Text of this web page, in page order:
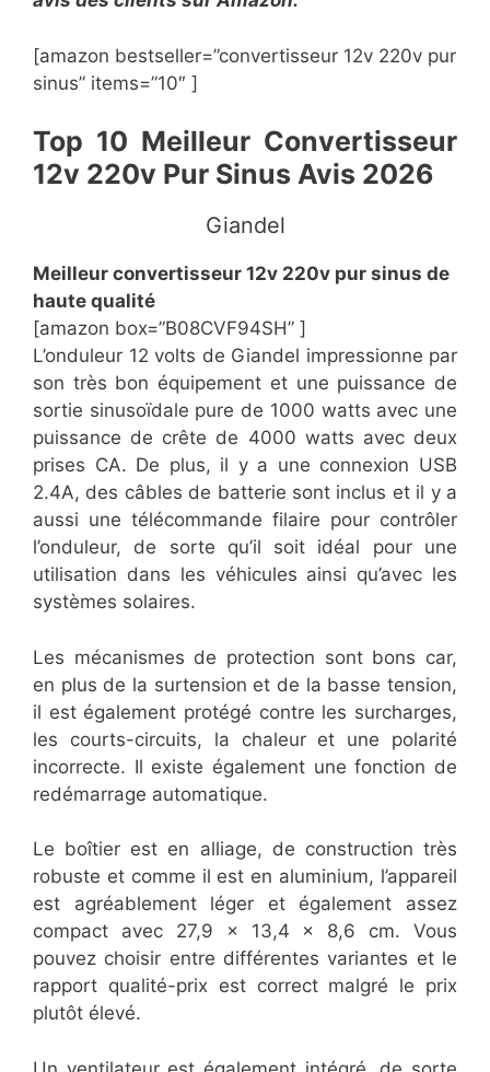
[amazon bestseller=”convertisseur 12v 220v pur
sinus” items=”10″ ]
Top 10 Meilleur Convertisseur
12v 220v Pur Sinus Avis 2026
Giandel
Meilleur convertisseur 12v 220v pur sinus de
haute qualité
[amazon box=”B08CVF94SH” ]
L’onduleur 12 volts de Giandel impressionne par
son très bon équipement et une puissance de
sortie sinusoïdale pure de 1000 watts avec une
puissance de crête de 4000 watts avec deux
prises CA. De plus, il y a une connexion USB
2.4A, des câbles de batterie sont inclus et il y a
aussi une télécommande filaire pour contrôler
l’onduleur, de sorte qu’il soit idéal pour une
utilisation dans les véhicules ainsi qu’avec les
systèmes solaires.
Les mécanismes de protection sont bons car,
en plus de la surtension et de la basse tension,
il est également protégé contre les surcharges,
les courts-circuits, la chaleur et une polarité
incorrecte. Il existe également une fonction de
redémarrage automatique.
Le boîtier est en alliage, de construction très
robuste et comme il est en aluminium, l’appareil
est agréablement léger et également assez
compact avec 27,9 x 13,4 x 8,6 cm. Vous
pouvez choisir entre différentes variantes et le
rapport qualité-prix est correct malgré le prix
plutôt élevé.